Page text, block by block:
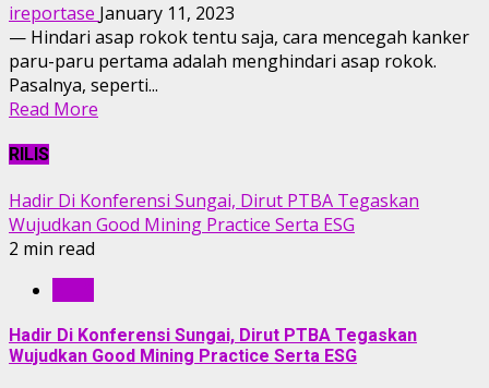
ireportase January 11, 2023
— Hindari asap rokok tentu saja, cara mencegah kanker
paru-paru pertama adalah menghindari asap rokok.
Pasalnya, seperti...
Read More
RILIS
Hadir Di Konferensi Sungai, Dirut PTBA Tegaskan
Wujudkan Good Mining Practice Serta ESG
2 min read
Hadir Di Konferensi Sungai, Dirut PTBA Tegaskan
Wujudkan Good Mining Practice Serta ESG